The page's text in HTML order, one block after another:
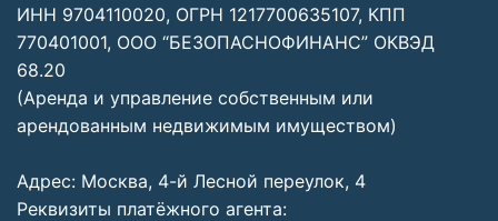
ИНН 9704110020, ОГРН 1217700635107, КПП
770401001, ООО “БЕЗОПАСНОФИНАНС” ОКВЭД
68.20
(Аренда и управление собственным или
арендованным недвижимым имуществом)
Адрес: Москва, 4-й Лесной переулок, 4
Реквизиты платёжного агента: